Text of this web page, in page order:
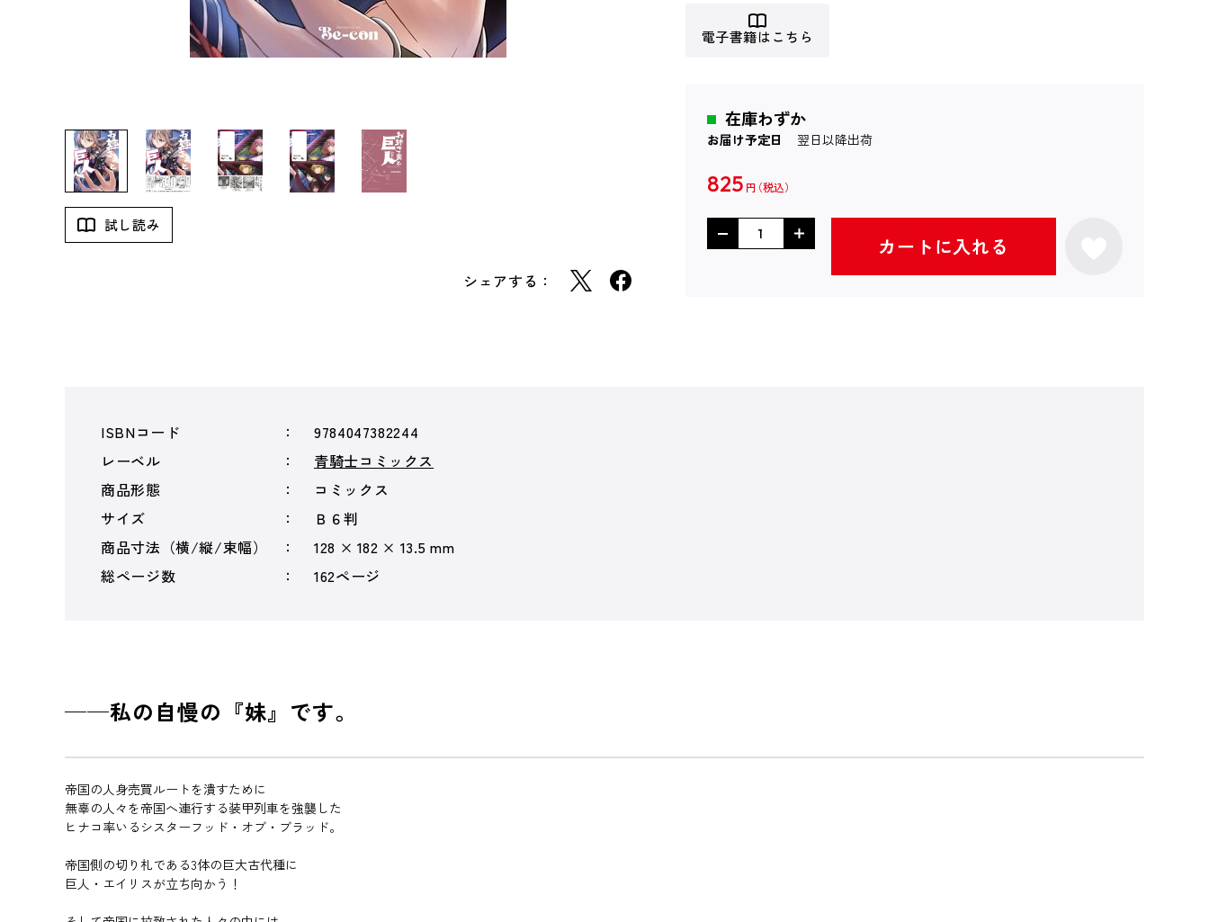
試し読み
シェアする：
電子書籍はこちら
在庫わずか
お届け予定日 翌日以降出荷
825 円
カートに入れる
ISBNコード
9784047382244
レーベル
青騎士コミックス
商品形態
コミックス
サイズ
Ｂ６判
商品寸法（横/縦/束幅）
128 × 182 × 13.5 mm
総ページ数
162ページ
──私の自慢の『妹』です。
帝国の人身売買ルートを潰すために
無辜の人々を帝国へ連行する装甲列車を強襲した
ヒナコ率いるシスターフッド・オブ・ブラッド。
帝国側の切り札である3体の巨大古代種に
巨人・エイリスが立ち向かう！